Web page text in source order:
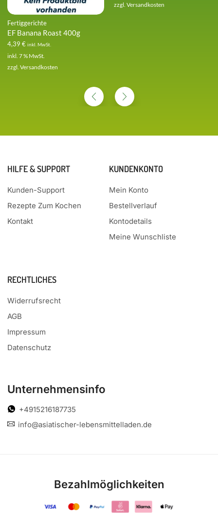
Fertiggerichte
EF Banana Roast 400g
4,39 € inkl. MwSt.
inkl. 7 % MwSt.
zzgl. Versandkosten
zzgl. Versandkosten
HILFE & SUPPORT
Kunden-Support
Rezepte Zum Kochen
Kontakt
KUNDENKONTO
Mein Konto
Bestellverlauf
Kontodetails
Meine Wunschliste
RECHTLICHES
Widerrufsrecht
AGB
Impressum
Datenschutz
Unternehmensinfo
+4915216187735
info@asiatischer-lebensmittelladen.de
Bezahlmöglichkeiten